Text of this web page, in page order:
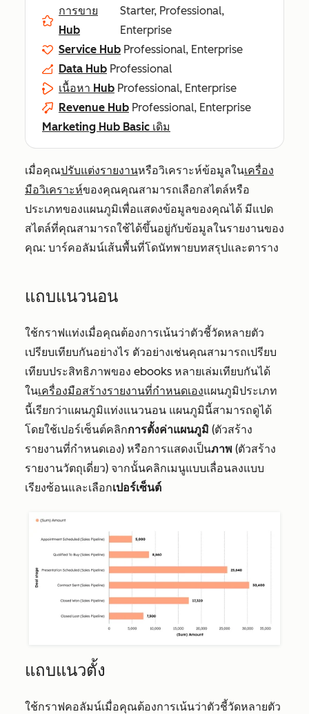
การขาย
Hub
Starter, Professional,
Enterprise
Service Hub Professional, Enterprise
Data Hub Professional
เนื้อหา Hub Professional, Enterprise
Revenue Hub Professional, Enterprise
Marketing Hub Basic เดิม
เมื่อคุณปรับแต่งรายงานหรือวิเคราะห์ข้อมูลในเครื่อง
มือวิเคราะห์ของคุณคุณสามารถเลือกสไตล์หรือ
ประเภทของแผนภูมิเพื่อแสดงข้อมูลของคุณได้ มีแปด
สไตล์ที่คุณสามารถใช้ได้ขึ้นอยู่กับข้อมูลในรายงานของ
คุณ: บาร์คอลัมน์เส้นพื้นที่โดนัทพายบทสรุปและตาราง
แถบแนวนอน
ใช้กราฟแท่งเมื่อคุณต้องการเน้นว่าตัวชี้วัดหลายตัว
เปรียบเทียบกันอย่างไร ตัวอย่างเช่นคุณสามารถเปรียบ
เทียบประสิทธิภาพของ ebooks หลายเล่มเทียบกันได้
ในเครื่องมือสร้างรายงานที่กำหนดเองแผนภูมิประเภท
นี้เรียกว่าแผนภูมิแท่งแนวนอน แผนภูมินี้สามารถดูได้
โดยใช้เปอร์เซ็นต์คลิกการตั้งค่าแผนภูมิ (ตัวสร้าง
รายงานที่กำหนดเอง) หรือการแสดงเป็นภาพ (ตัวสร้าง
รายงานวัตถุเดี่ยว) จากนั้นคลิกเมนูแบบเลื่อนลงแบบ
เรียงซ้อนและเลือกเปอร์เซ็นต์
แถบแนวตั้ง
ใช้กราฟคอลัมน์เมื่อคุณต้องการเน้นว่าตัวชี้วัดหลายตัว